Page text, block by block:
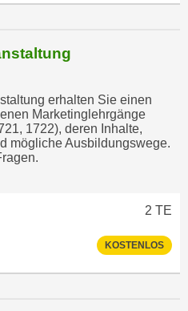
erhalten Sie einen
Marketinglehrgänge
1722), deren Inhalte,
mögliche Ausbildungswege.
2 TE
KOSTENLOS